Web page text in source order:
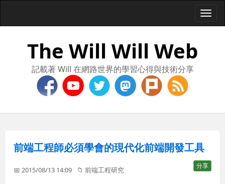
The Will Will Web
記載著 Will 在網路世界的學習心得與技術分享
前端工程師必須學會的現代化前端開發工具
分享
📅 2015/08/13 14:09 📁前端工程研究